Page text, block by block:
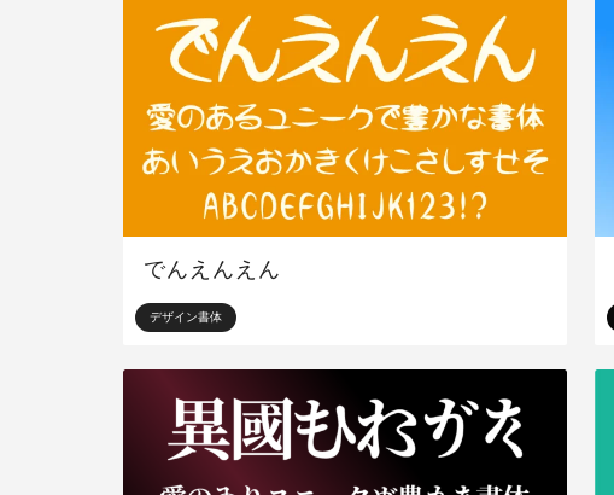
デザイン書体
でんえんえん